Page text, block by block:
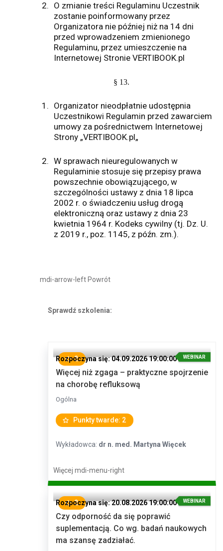
2. O zmianie treści Regulaminu Uczestnik
zostanie poinformowany przez
Organizatora nie później niż na 14 dni
przed wprowadzeniem zmienionego
Regulaminu, przez umieszczenie na
Internetowej Stronie VERTIBOOK.pl
§ 13.
1. Organizator nieodpłatnie udostępnia
Uczestnikowi Regulamin przed zawarciem
umowy za pośrednictwem Internetowej
Strony „VERTIBOOK.pl„
2. W sprawach nieuregulowanych w
Regulaminie stosuje się przepisy prawa
powszechnie obowiązującego, w
szczególności ustawy z dnia 18 lipca
2002 r. o świadczeniu usług drogą
elektroniczną oraz ustawy z dnia 23
kwietnia 1964 r. Kodeks cywilny (tj. Dz. U.
z 2019 r., poz. 1145, z późn. zm.).
mdi-arrow-left Powrót
Sprawdź szkolenia:
WEBINAR
2
Rozpoczyna się: 04.09.2026 19:00:00
Więcej niż zgaga – praktyczne spojrzenie
na chorobę refluksową
Ogólna
Punkty twarde: 2
Wykładowca: dr n. med. Martyna Więcek
Więcej mdi-menu-right
WEBINAR
2
Rozpoczyna się: 20.08.2026 19:00:00
Czy odporność da się poprawić
suplementacją. Co wg. badań naukowych
ma szansę zadziałać.